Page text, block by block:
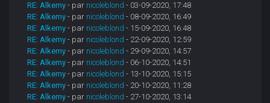
RE: Alkemy - par nicoleblond - 03-09-2020, 17:48
RE: Alkemy - par nicoleblond - 08-09-2020, 16:49
RE: Alkemy - par nicoleblond - 15-09-2020, 16:48
RE: Alkemy - par nicoleblond - 22-09-2020, 12:59
RE: Alkemy - par nicoleblond - 29-09-2020, 14:57
RE: Alkemy - par nicoleblond - 06-10-2020, 14:51
RE: Alkemy - par nicoleblond - 13-10-2020, 15:15
RE: Alkemy - par nicoleblond - 20-10-2020, 11:28
RE: Alkemy - par nicoleblond - 27-10-2020, 13:14